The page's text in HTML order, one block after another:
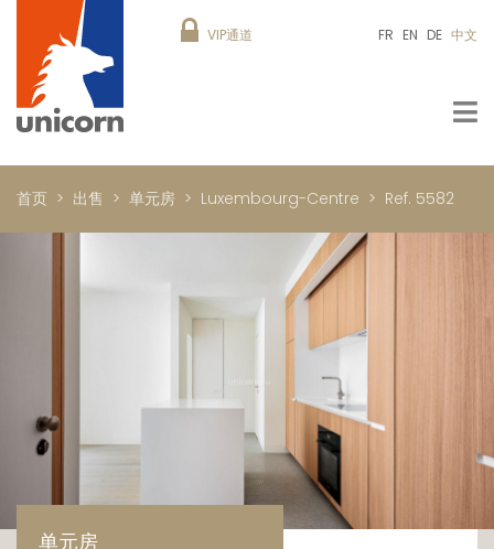
VIP通道 FR EN DE 中文
首页 出售 单元房 Luxembourg-Centre Ref. 5582
单元房